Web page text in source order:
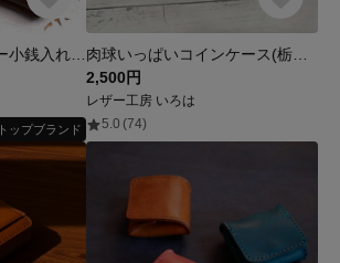
トップブランド
2,500円
レザー工房 いろは
5.0 (74)